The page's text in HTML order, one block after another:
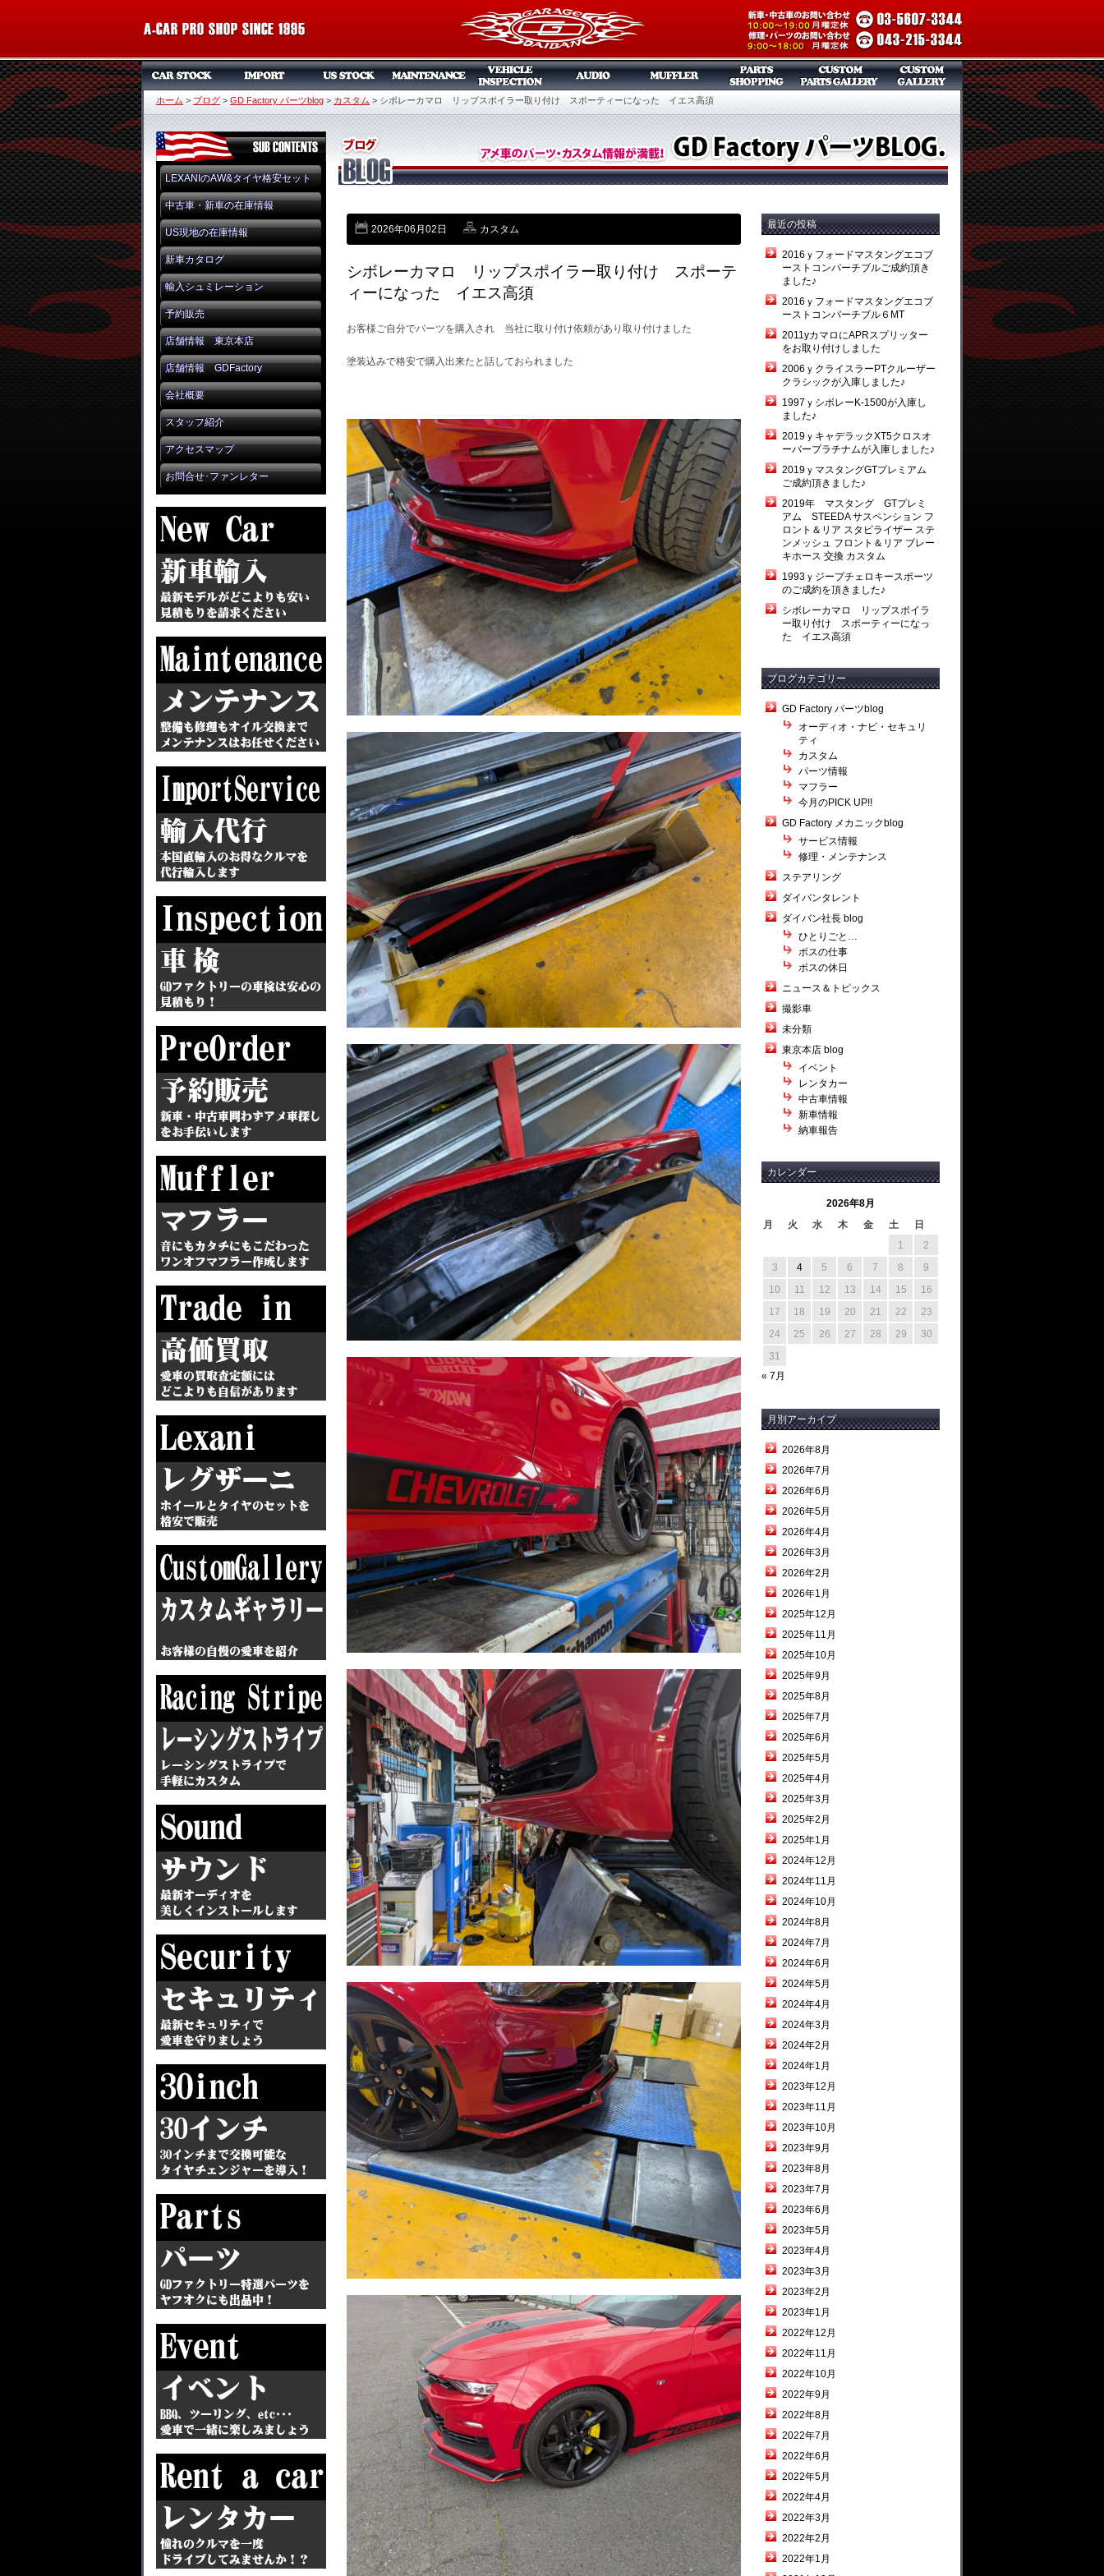
ホーム > ブログ > GD Factory パーツblog > カスタム > シボレーカマロ リップスポイラー取り付け スポーティーになった イエス高須
LEXANIのAW&タイヤ格安セット
中古車・新車の在庫情報
US現地の在庫情報
新車カタログ
輸入シュミレーション
予約販売
店舗情報 東京本店
店舗情報 GDFactory
会社概要
スタッフ紹介
アクセスマップ
お問合せ･ファンレター
2026年06月02日 カスタム
シボレーカマロ リップスポイラー取り付け スポーテ
ィーになった イエス高須
お客様ご自分でパーツを購入され 当社に取り付け依頼があり取り付けました
塗装込みで格安で購入出来たと話しておられました
最近の投稿
2016ｙフォードマスタングエコブ
ーストコンバーチブルご成約頂き
ました♪
2016ｙフォードマスタングエコブ
ーストコンバーチブル６MT
2011yカマロにAPRスプリッター
をお取り付けしました
2006ｙクライスラーPTクルーザー
クラシックが入庫しました♪
1997ｙシボレーK-1500が入庫し
ました♪
2019ｙキャデラックXT5クロスオ
ーバープラチナムが入庫しました♪
2019ｙマスタングGTプレミアム
ご成約頂きました♪
2019年 マスタング GTプレミ
アム STEEDA サスペンション フ
ロント＆リア スタビライザー ステ
ンメッシュ フロント＆リア ブレー
キホース 交換 カスタム
1993ｙジープチェロキースポーツ
のご成約を頂きました♪
シボレーカマロ リップスポイラ
ー取り付け スポーティーになっ
た イエス高須
ブログカテゴリー
GD Factory パーツblog
オーディオ・ナビ・セキュリ
ティ
カスタム
パーツ情報
マフラー
今月のPICK UP!!
GD Factory メカニックblog
サービス情報
修理・メンテナンス
ステアリング
ダイバンタレント
ダイバン社長 blog
ひとりごと…
ボスの仕事
ボスの休日
ニュース＆トピックス
撮影車
未分類
東京本店 blog
イベント
レンタカー
中古車情報
新車情報
納車報告
カレンダー
2026年8月
月
火 水 木 金 土
日
1
2
3
4 5 6 7 8
9
10
11 12 13 14 15
16
17
18 19 20 21 22
23
24
25 26 27 28 29
30
31
« 7月
月別アーカイブ
2026年8月
2026年7月
2026年6月
2026年5月
2026年4月
2026年3月
2026年2月
2026年1月
2025年12月
2025年11月
2025年10月
2025年9月
2025年8月
2025年7月
2025年6月
2025年5月
2025年4月
2025年3月
2025年2月
2025年1月
2024年12月
2024年11月
2024年10月
2024年8月
2024年7月
2024年6月
2024年5月
2024年4月
2024年3月
2024年2月
2024年1月
2023年12月
2023年11月
2023年10月
2023年9月
2023年8月
2023年7月
2023年6月
2023年5月
2023年4月
2023年3月
2023年2月
2023年1月
2022年12月
2022年11月
2022年10月
2022年9月
2022年8月
2022年7月
2022年6月
2022年5月
2022年4月
2022年3月
2022年2月
2022年1月